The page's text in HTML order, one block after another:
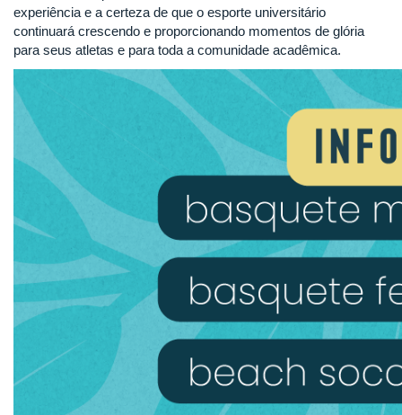
experiência e a certeza de que o esporte universitário
continuará crescendo e proporcionando momentos de glória
para seus atletas e para toda a comunidade acadêmica.